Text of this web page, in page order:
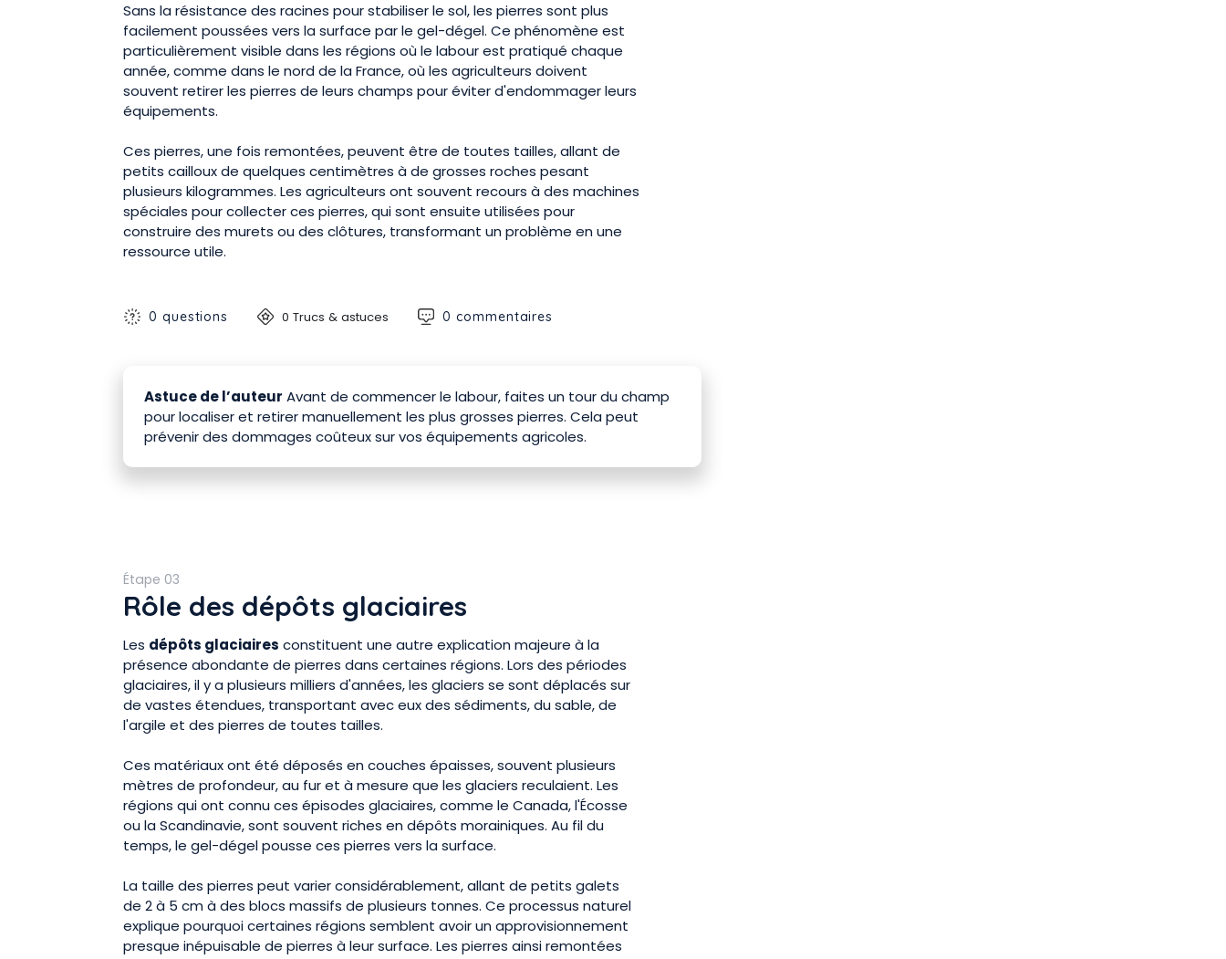
Sans la résistance des racines pour stabiliser le sol, les pierres sont plus
facilement poussées vers la surface par le gel-dégel. Ce phénomène est
particulièrement visible dans les régions où le labour est pratiqué chaque
année, comme dans le nord de la France, où les agriculteurs doivent
souvent retirer les pierres de leurs champs pour éviter d'endommager leurs
équipements.
Ces pierres, une fois remontées, peuvent être de toutes tailles, allant de
petits cailloux de quelques centimètres à de grosses roches pesant
plusieurs kilogrammes. Les agriculteurs ont souvent recours à des machines
spéciales pour collecter ces pierres, qui sont ensuite utilisées pour
construire des murets ou des clôtures, transformant un problème en une
ressource utile.
0 questions 0 Trucs & astuces 0 commentaires
Astuce de l’auteur Avant de commencer le labour, faites un tour du champ
pour localiser et retirer manuellement les plus grosses pierres. Cela peut
prévenir des dommages coûteux sur vos équipements agricoles.
Étape 03
Rôle des dépôts glaciaires
Les dépôts glaciaires constituent une autre explication majeure à la
présence abondante de pierres dans certaines régions. Lors des périodes
glaciaires, il y a plusieurs milliers d'années, les glaciers se sont déplacés sur
de vastes étendues, transportant avec eux des sédiments, du sable, de
l'argile et des pierres de toutes tailles.
Ces matériaux ont été déposés en couches épaisses, souvent plusieurs
mètres de profondeur, au fur et à mesure que les glaciers reculaient. Les
régions qui ont connu ces épisodes glaciaires, comme le Canada, l'Écosse
ou la Scandinavie, sont souvent riches en dépôts morainiques. Au fil du
temps, le gel-dégel pousse ces pierres vers la surface.
La taille des pierres peut varier considérablement, allant de petits galets
de 2 à 5 cm à des blocs massifs de plusieurs tonnes. Ce processus naturel
explique pourquoi certaines régions semblent avoir un approvisionnement
presque inépuisable de pierres à leur surface. Les pierres ainsi remontées